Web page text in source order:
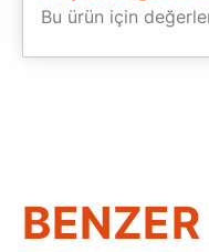
Bu ürün için